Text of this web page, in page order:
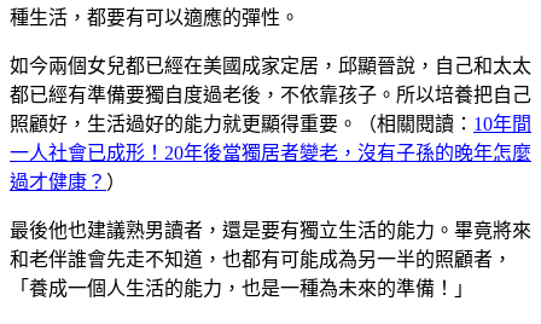
種生活，都要有可以適應的彈性。
如今兩個女兒都已經在美國成家定居，邱顯晉說，自己和太太
都已經有準備要獨自度過老後，不依靠孩子。所以培養把自己
照顧好，生活過好的能力就更顯得重要。（相關閱讀： 10年間
一人社會已成形！20年後當獨居者變老，沒有子孫的晚年怎麼
過才健康？ ）
最後他也建議熟男讀者，還是要有獨立生活的能力。畢竟將來
和老伴誰會先走不知道，也都有可能成為另一半的照顧者，
「養成一個人生活的能力，也是一種為未來的準備！」